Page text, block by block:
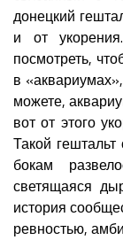
донецкий
и от
посмотреть,
в
можете,
вот от этого
Такой
бокам
светящаяся
история
ревностью,